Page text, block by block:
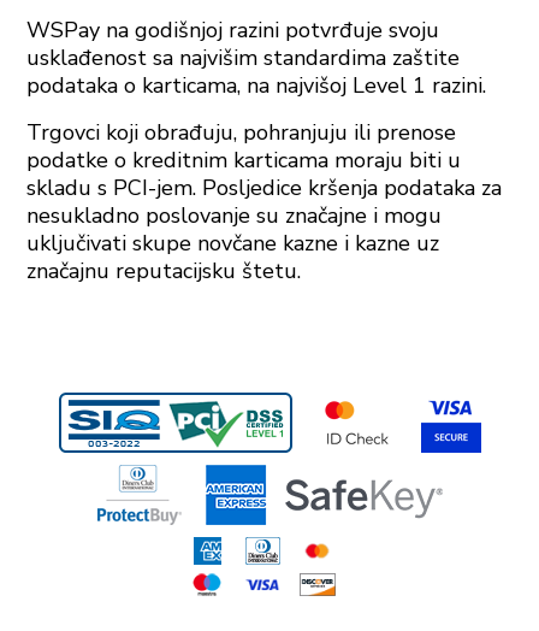
WSPay na godišnjoj razini potvrđuje svoju
usklađenost sa najvišim standardima zaštite
podataka o karticama, na najvišoj Level 1 razini.
Trgovci koji obrađuju, pohranjuju ili prenose
podatke o kreditnim karticama moraju biti u
skladu s PCI-jem. Posljedice kršenja podataka za
nesukladno poslovanje su značajne i mogu
uključivati ​​skupe novčane kazne i kazne uz
značajnu reputacijsku štetu.